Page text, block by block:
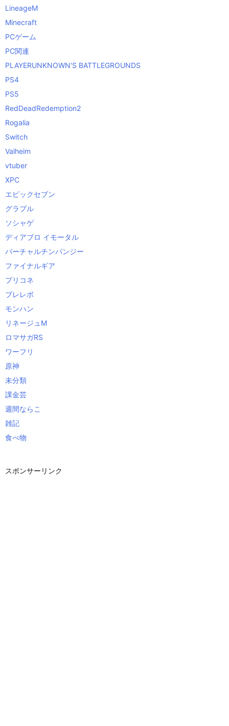
LineageM
Minecraft
PCゲーム
PC関連
PLAYERUNKNOWN'S BATTLEGROUNDS
PS4
PS5
RedDeadRedemption2
Rogalia
Switch
Valheim
vtuber
XPC
エピックセブン
グラブル
ソシャゲ
ディアブロ イモータル
バーチャルチンパンジー
ファイナルギア
プリコネ
ブレレボ
モンハン
リネージュM
ロマサガRS
ワーフリ
原神
未分類
課金芸
週間ならこ
雑記
食べ物
スポンサーリンク